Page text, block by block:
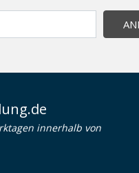
innerhalb von